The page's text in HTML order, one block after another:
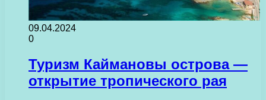
09.04.2024
0
Туризм Каймановы острова —
открытие тропического рая